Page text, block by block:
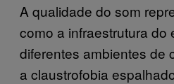
A qualidade do som
como a infraestrutura do
diferentes ambientes de
a claustrofobia